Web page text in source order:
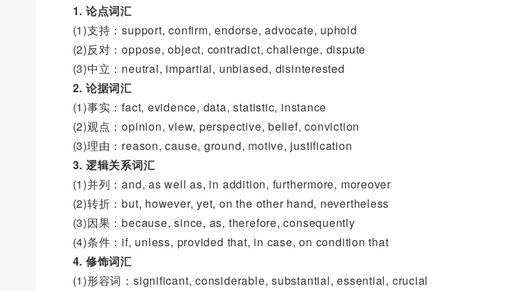
1. 论点词汇
(1)支持：support, confirm, endorse, advocate, uphold
(2)反对：oppose, object, contradict, challenge, dispute
(3)中立：neutral, impartial, unbiased, disinterested
2. 论据词汇
(1)事实：fact, evidence, data, statistic, instance
(2)观点：opinion, view, perspective, belief, conviction
(3)理由：reason, cause, ground, motive, justification
3. 逻辑关系词汇
(1)并列：and, as well as, in addition, furthermore, moreover
(2)转折：but, however, yet, on the other hand, nevertheless
(3)因果：because, since, as, therefore, consequently
(4)条件：if, unless, provided that, in case, on condition that
4. 修饰词汇
(1)形容词：significant, considerable, substantial, essential, crucial